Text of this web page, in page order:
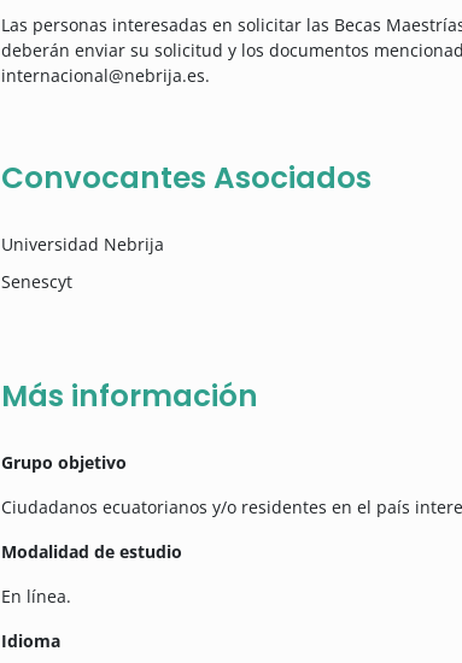
Las personas interesadas en solicitar las Becas
deberán enviar su solicitud y los documentos
internacional@nebrija.es.
Convocantes Asociados
Universidad Nebrija
Senescyt
Más información
Grupo objetivo
Ciudadanos ecuatorianos y/o residentes en el país
Modalidad de estudio
En línea.
Idioma